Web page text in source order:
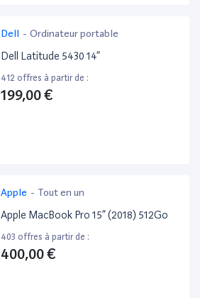
Dell - Ordinateur portable
Dell Latitude 5430 14”
412 offres à partir de :
199,00 €
Apple - Tout en un
Apple MacBook Pro 15” (2018) 512Go
403 offres à partir de :
400,00 €